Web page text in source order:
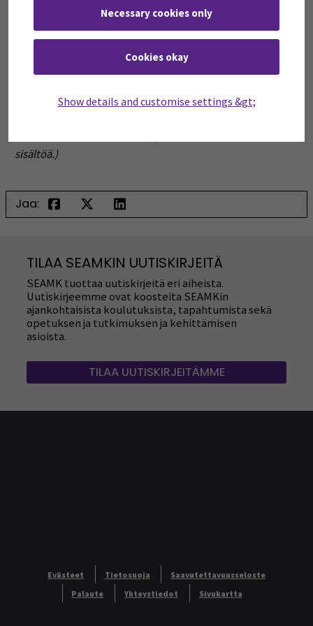
Necessary cookies only
Cookies okay
Show details and customise settings &gt;
(Verkkosivuilla on ennen 23.9.2018 julkaistuja tiedostoja
julkaistuja videoita, jotka eivät ole digipalvelulain piirissä.
muodossa, koska niitä ei tarvita keskeneräisen asian
oleellisia.Verkkosivuilla on myös ei-saavutettavaa
sisältöä.)
Jaa:
TILAA SEAMKIN UUTISKIRJEITÄ
SEAMK tuottaa uutiskirjeitä eri aiheista.
Uutiskirjeemme ovat koosteita SEAMKin
ajankohtaisista koulutuksista, tapahtumista sekä
opetuksen ja tutkimuksen ja kehittämisen
asioista.
TILAA UUTISKIRJEITÄMME
Evästeet Tietosuoja
Saavutettavuusseloste
Palaute
Yhteystiedot Sivukartta